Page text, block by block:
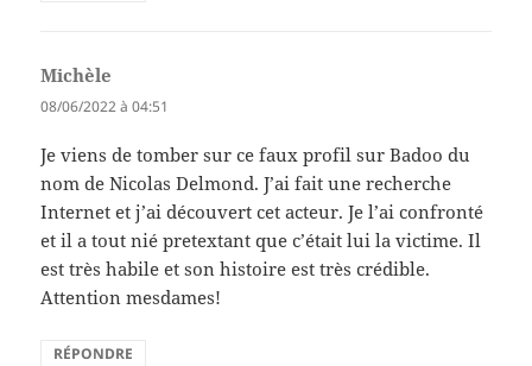
Michèle
08/06/2022 à 04:51
Je viens de tomber sur ce faux profil sur Badoo du
nom de Nicolas Delmond. J’ai fait une recherche
Internet et j’ai découvert cet acteur. Je l’ai confronté
et il a tout nié pretextant que c’était lui la victime. Il
est très habile et son histoire est très crédible.
Attention mesdames!
RÉPONDRE